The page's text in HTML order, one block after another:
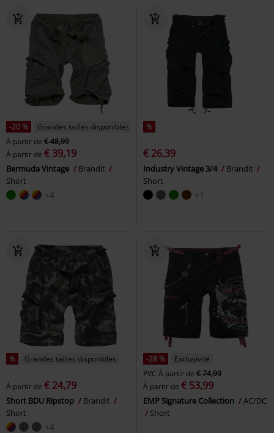
-20 %
Grandes tailles disponibles
À partir de € 48,99
À partir de € 39,19
Bermuda Vintage
Brandit
Short
+4
%
€ 26,39
Industry Vintage 3/4
Brandit
Short
+1
% Grandes tailles disponibles
À partir de € 24,79
Short BDU Ripstop
Brandit
Short
+4
-28 %
Exclusivité
PVC À partir de € 74,99
À partir de € 53,99
EMP Signature Collection
AC/DC
Short